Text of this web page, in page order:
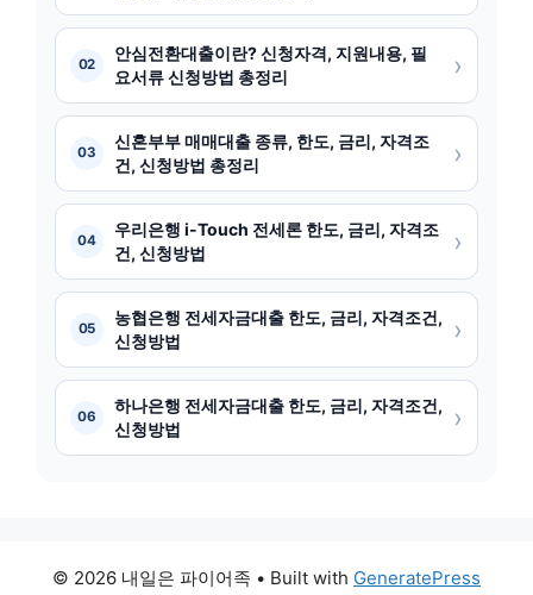
02
안심전환대출이란? 신청자격, 지원내용, 필
요서류 신청방법 총정리
›
03
신혼부부 매매대출 종류, 한도, 금리, 자격조
건, 신청방법 총정리
›
04
우리은행 i-Touch 전세론 한도, 금리, 자격조
건, 신청방법
›
05
농협은행 전세자금대출 한도, 금리, 자격조건,
신청방법
›
06
하나은행 전세자금대출 한도, 금리, 자격조건,
신청방법
›
© 2026 내일은 파이어족 • Built with GeneratePress